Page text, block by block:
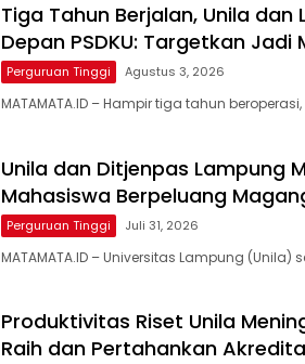
Tiga Tahun Berjalan, Unila
Depan PSDKU: Targetkan
Perguruan Tinggi Agustus 3, 2026
MATAMATA.ID – Hampir tiga tahun
Unila dan Ditjenpas Lampung
Mahasiswa Berpeluang
Perguruan Tinggi Juli 31, 2026
MATAMATA.ID – Universitas Lampung
Produktivitas Riset Unila
Raih dan Pertahankan